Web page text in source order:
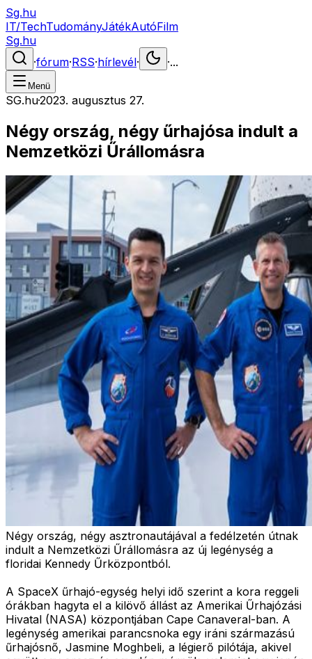
Sg.hu
IT/TechTudományJátékAutóFilm
Sg.hu
·fórum·RSS·hírlevél· ·...
Menü
SG.hu·2023. augusztus 27.
Négy ország, négy űrhajósa indult a
Nemzetközi Űrállomásra
Négy ország, négy asztronautájával a fedélzetén útnak
indult a Nemzetközi Űrállomásra az új legénység a
floridai Kennedy Űrközpontból.
A SpaceX űrhajó-egység helyi idő szerint a kora reggeli
órákban hagyta el a kilövő állást az Amerikai Űrhajózási
Hivatal (NASA) központjában Cape Canaveral-ban. A
legénység amerikai parancsnoka egy iráni származású
űrhajósnő, Jasmine Moghbeli, a légierő pilótája, akivel